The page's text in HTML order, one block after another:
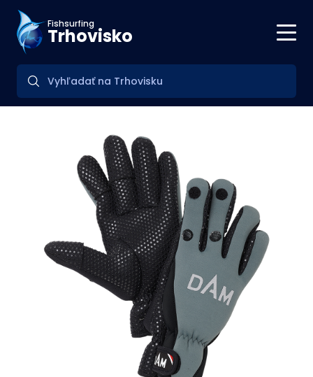
Fishsurfing
Trhovisko